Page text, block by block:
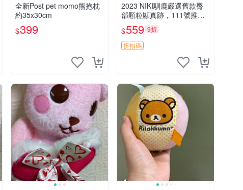
全新Post pet momo熊抱枕
約35x30cm
$399
2023 NIKI馴鹿嚴選舊款臀
部顆粒顯真跡，111號推薦
珍藏品 馴鹿 舊款 尾巴顆粒
$559 9折
折扣碼